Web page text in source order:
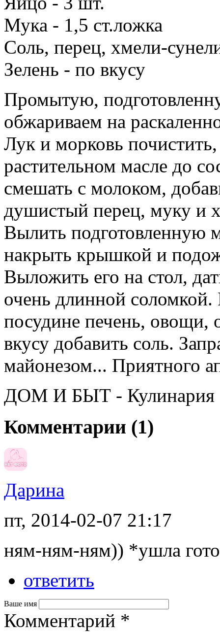
Мука - 1,5 ст.ложка
Соль, перец, хмели-
Зелень - по вкусу
Промытую,
обжариваем на
Лук и морковь
растительном масле до
смешать с молоком,
душистый перец, муку и
Вылить подготовленную
накрыть крышкой и
Выложить его на стол,
очень длинной соломкой.
посудине печень, овощи,
вкусу добавить соль.
майонезом... Приятного
ДОМ И БЫТ - Кулинария
Комментарии (1)
Дарина
пт, 2014-02-07 21:17
ням-ням-ням)) *ушла
ответить
Ваше имя
Комментарий *